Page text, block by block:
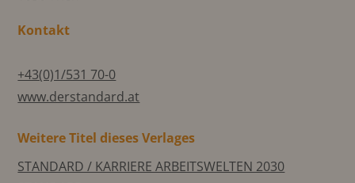
Kontakt
+43(0)1/531 70-0
www.derstandard.at
Weitere Titel dieses Verlages
STANDARD / KARRIERE ARBEITSWELTEN 2030